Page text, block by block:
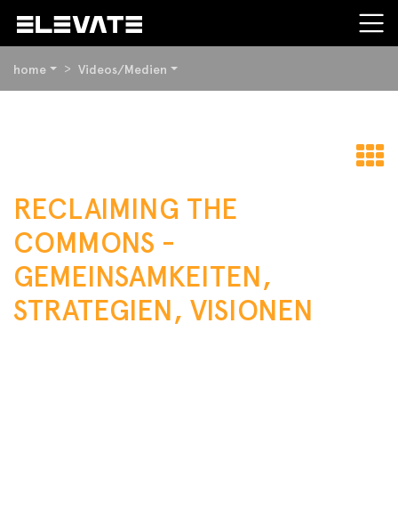
BEFINDEN
SICH
home Videos/Medien
INHALT
RECLAIMING THE
COMMONS -
GEMEINSAMKEITEN,
STRATEGIEN, VISIONEN